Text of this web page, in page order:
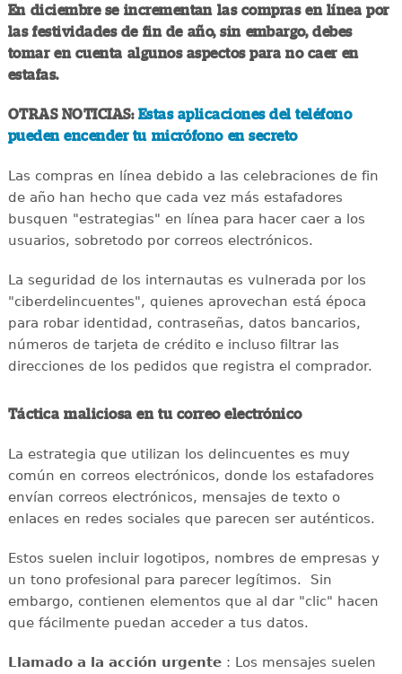
En diciembre se incrementan las compras en línea por
las festividades de fin de año, sin embargo, debes
tomar en cuenta algunos aspectos para no caer en
estafas.
OTRAS NOTICIAS: Estas aplicaciones del teléfono
pueden encender tu micrófono en secreto
Las compras en línea debido a las celebraciones de fin
de año han hecho que cada vez más estafadores
busquen "estrategias" en línea para hacer caer a los
usuarios, sobretodo por correos electrónicos.
La seguridad de los internautas es vulnerada por los
"ciberdelincuentes", quienes aprovechan está época
para robar identidad, contraseñas, datos bancarios,
números de tarjeta de crédito e incluso filtrar las
direcciones de los pedidos que registra el comprador.
Táctica maliciosa en tu correo electrónico
La estrategia que utilizan los delincuentes es muy
común en correos electrónicos, donde los estafadores
envían correos electrónicos, mensajes de texto o
enlaces en redes sociales que parecen ser auténticos.
Estos suelen incluir logotipos, nombres de empresas y
un tono profesional para parecer legítimos. Sin
embargo, contienen elementos que al dar "clic" hacen
que fácilmente puedan acceder a tus datos.
Llamado a la acción urgente: Los mensajes suelen